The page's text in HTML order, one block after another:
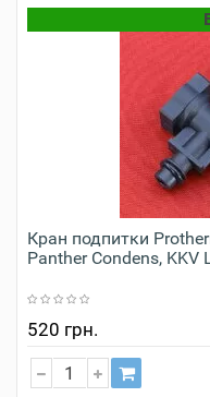
Кран подпитки
Panther Condens, KKV
520 грн.